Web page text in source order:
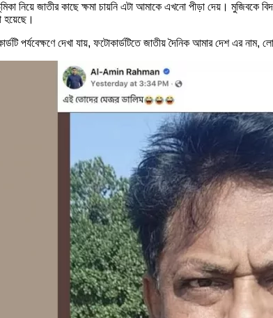
নিয়ে জাতীর কাছে ক্ষমা চায়নি এটা আমাকে এখনো পীড়া দেয়।
হয়েছে।
পর্যবেক্ষণে দেখা যায়, ফটোকার্ডটিতে জাতীয় দৈনিক আমার দেশ এর নাম,